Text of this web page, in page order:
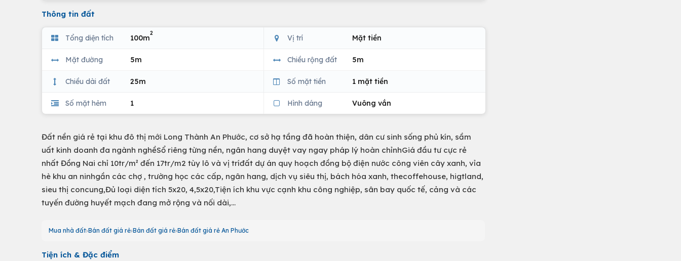
Thông tin đất
Tổng diện tích 100m
2
Vị trí Mặt tiền
Mặt đường 5m Chiều rộng đất 5m
Chiều dài đất 25m Số mặt tiền 1 mặt tiền
Số mặt hẻm 1 Hình dáng Vuông vắn
Đất nền giá rẻ tại khu đô thị mới Long Thành An Phước, cơ sở hạ tầng đã hoàn thiện, dân cư sinh sống phủ kín, sầm
uất kinh doanh đa ngành nghềSổ riêng từng nền, ngân hang duyệt vay ngay pháp lý hoàn chỉnhGiá đầu tư cực rẻ
nhất Đồng Nai chỉ 10tr/m² đến 17tr/m2 tùy lô và vị tríđất dự án quy hoạch đồng bộ điện nước công viên cây xanh, vỉa
hè khu an ninhgần các chợ , trường học các cấp, ngân hang, dịch vụ siêu thị, bách hóa xanh, thecoffehouse, higtland,
sieu thị concung,Đủ loại diện tích 5x20, 4,5x20,Tiện ích khu vực cạnh khu công nghiệp, sân bay quốc tế, cảng và các
tuyến đường huyết mạch đang mở rộng và nối dài,...
Mua nhà đất Bán đất giá rẻ Bán đất giá rẻ Bán đất giá rẻ An Phước
Tiện ích & Đặc điểm